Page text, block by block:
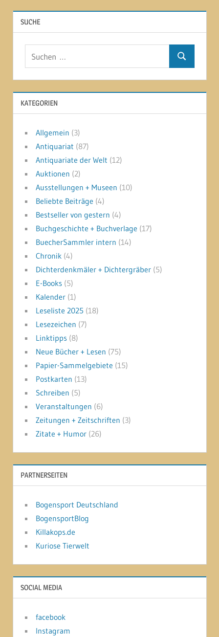
SUCHE
Suchen
KATEGORIEN
Allgemein (3)
Antiquariat (87)
Antiquariate der Welt (12)
Auktionen (2)
Ausstellungen + Museen (10)
Beliebte Beiträge (4)
Bestseller von gestern (4)
Buchgeschichte + Buchverlage (17)
BuecherSammler intern (14)
Chronik(4)
Dichterdenkmäler + Dichtergräber(5)
E-Books(5)
Kalender(1)
Leseliste 2025 (18)
Lesezeichen (7)
Linktipps(8)
Neue Bücher + Lesen (75)
Papier-Sammelgebiete (15)
Postkarten (13)
Schreiben (5)
Veranstaltungen (6)
Zeitungen + Zeitschriften (3)
Zitate + Humor(26)
PARTNERSEITEN
Bogensport Deutschland
BogensportBlog
Killakops.de
Kuriose Tierwelt
SOCIAL MEDIA
facebook
Instagram